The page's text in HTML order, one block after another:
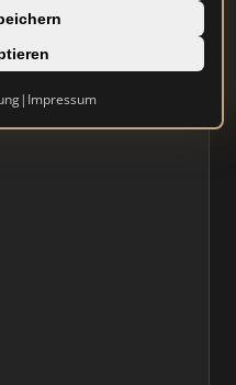
| Impressum